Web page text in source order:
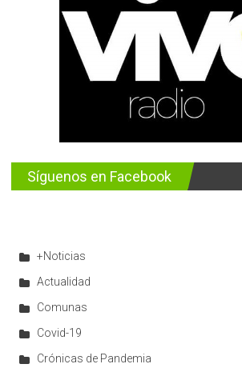
Síguenos en Facebook
+Noticias
Actualidad
Comunas
Covid-19
Crónicas de Pandemia